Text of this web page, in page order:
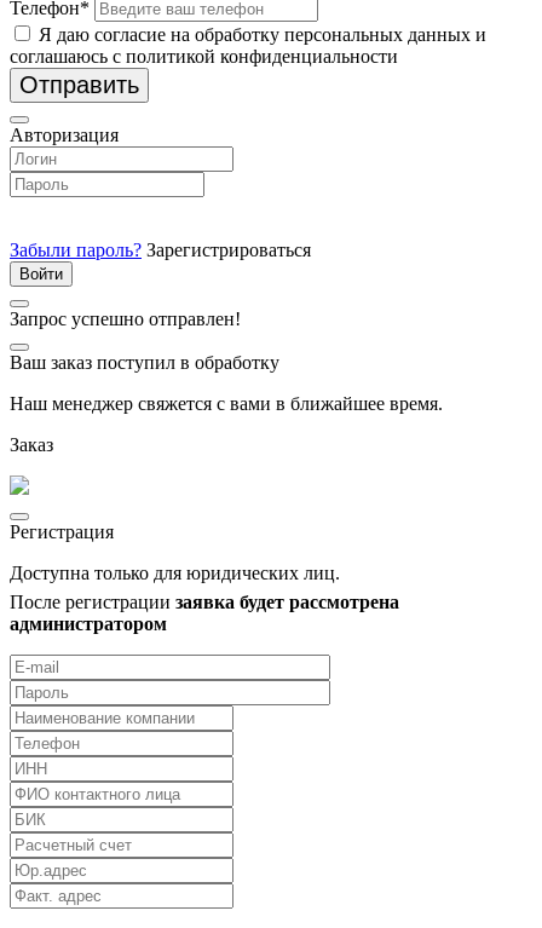
Телефон*
Я даю согласие на обработку персональных данных и
соглашаюсь с политикой конфиденциальности
Отправить
Авторизация
Забыли пароль? Зарегистрироваться
Запрос успешно отправлен!
Ваш заказ поступил в обработку
Наш менеджер свяжется с вами в ближайшее время.
Заказ
Регистрация
Доступна только для юридических лиц.
После регистрации заявка будет рассмотрена
администратором